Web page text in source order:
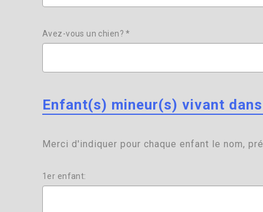
Avez-vous un chien? *
Enfant(s) mineur(s) vivant
Merci d'indiquer pour chaque enfant le nom,
1er enfant: